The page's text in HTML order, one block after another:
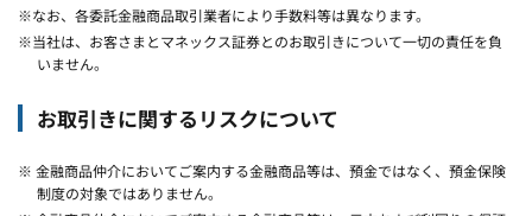
※なお、各委託金融商品取引業者により手数料等は異なります。
※当社は、お客さまとマネックス証券とのお取引きについて一切の責任を負
いません。
お取引きに関するリスクについて
※ 金融商品仲介においてご案内する金融商品等は、預金ではなく、預金保険
制度の対象ではありません。